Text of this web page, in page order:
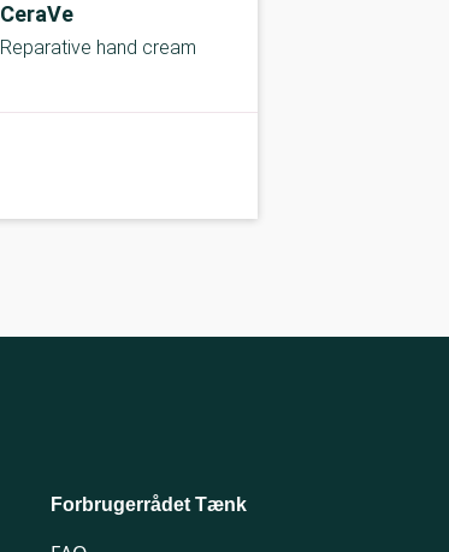
CeraVe
Reparative hand cream
Forbrugerrådet Tænk